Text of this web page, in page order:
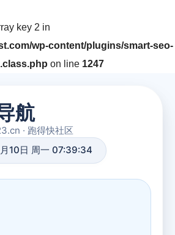
key 2 in
wp-content/plugins/smart-seo-
on line 1247